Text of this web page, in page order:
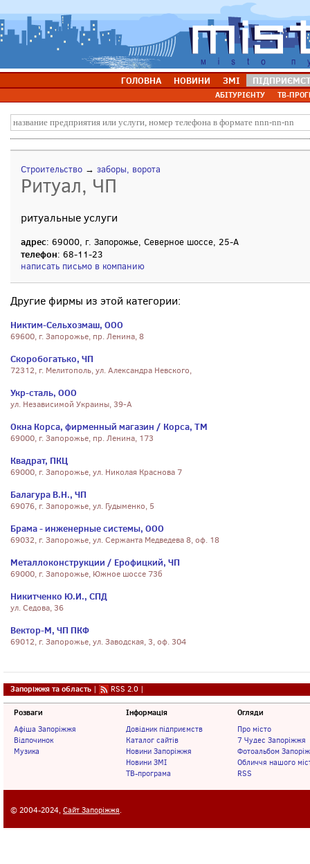
ГОЛОВНА НОВИНИ ЗМІ
АБІТУРІЄНТУ ТВ-
Строительство → заборы, ворота
Ритуал, ЧП
ритуальные услуги
адрес: 69000, г. Запорожье, Северное шоссе, 25-А
телефон: 68-11-23
написать письмо в компанию
Другие фирмы из этой категории:
Никтим-Сельхозмаш, ООО
69600, г. Запорожье, пр. Ленина, 8
Скоробогатько, ЧП
72312, г. Мелитополь, ул. Александра Невского,
Укр-сталь, ООО
ул. Независимой Украины, 39-А
Окна Корса, фирменный магазин / Корса, ТМ
69000, г. Запорожье, пр. Ленина, 173
Квадрат, ПКЦ
69000, г. Запорожье, ул. Николая Краснова 7
Балагура В.Н., ЧП
69076, г. Запорожье, ул. Гудыменко, 5
Брама - инженерные системы, ООО
69032, г. Запорожье, ул. Сержанта Медведева 8, оф. 18
Металлоконструкции / Ерофицкий, ЧП
69000, г. Запорожье, Южное шоссе 73б
Никитченко Ю.И., СПД
ул. Седова, 36
Вектор-М, ЧП ПКФ
69012, г. Запорожье, ул. Заводская, 3, оф. 304
Запоріжжя та область | RSS 2.0 |
Розваги
Афіша Запоріжжя
Відпочинок
Музика
Інформація
Довідник підприємств
Каталог сайтів
Новини Запоріжжя
Новини ЗМІ
ТВ-програма
Огляди
Про місто
7 Чудес Запоріжжя
Фотоальбом
Обличчя нашого
RSS
© 2004-2024, Сайт Запоріжжя.